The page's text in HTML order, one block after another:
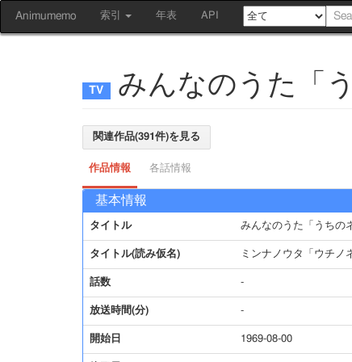
Animumemo 索引 年表 API
みんなのうた「
関連作品(391件)を見る
作品情報 各話情報
基本情報
タイトル みんなのうた「うちの
タイトル(読み仮名) ミンナノウタ「ウチノ
話数 -
放送時間(分) -
開始日 1969-08-00